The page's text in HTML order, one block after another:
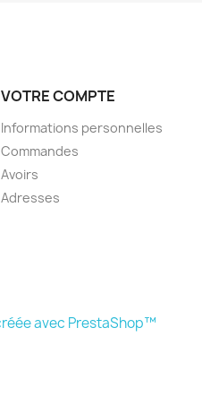
VOTRE COMPTE
Informations personnelles
Commandes
Avoirs
Adresses
avec PrestaShop™